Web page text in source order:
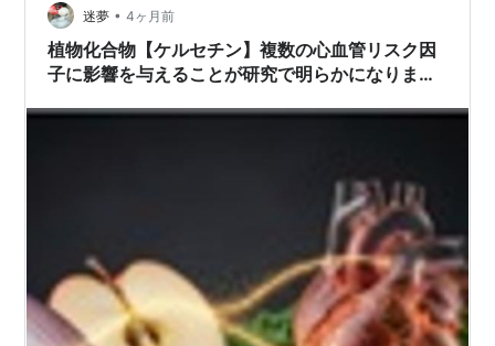
迷夢 • 4ヶ月前
植物化合物【ケルセチン】複数の心血管リスク因
子に影響を与えることが研究で明らかになりまし